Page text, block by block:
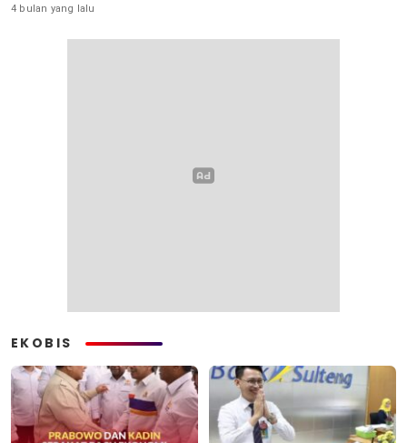
4 bulan yang lalu
EKOBIS